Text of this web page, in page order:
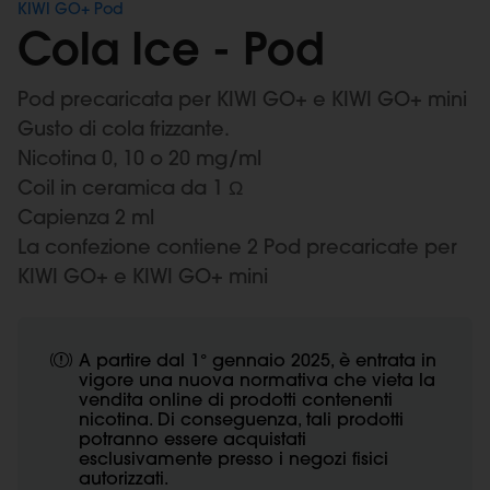
KIWI GO+ Pod
Cola Ice - Pod
Pod precaricata per KIWI GO+ e KIWI GO+ mini
Gusto di cola frizzante.
Nicotina 0, 10 o 20 mg/ml
Coil in ceramica da 1 Ω
Capienza 2 ml
La confezione contiene 2 Pod precaricate per
KIWI GO+ e KIWI GO+ mini
A partire dal 1° gennaio 2025, è entrata in
vigore una nuova normativa che vieta la
vendita online di prodotti contenenti
nicotina. Di conseguenza, tali prodotti
potranno essere acquistati
esclusivamente presso i negozi fisici
autorizzati.